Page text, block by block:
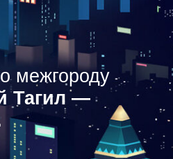
межгороду
Тагил —